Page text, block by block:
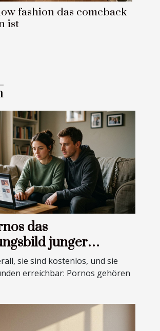
fashion das comeback
ist
das
junger
beeinflussen
sie sind kostenlos, und sie
erreichbar: Pornos gehören